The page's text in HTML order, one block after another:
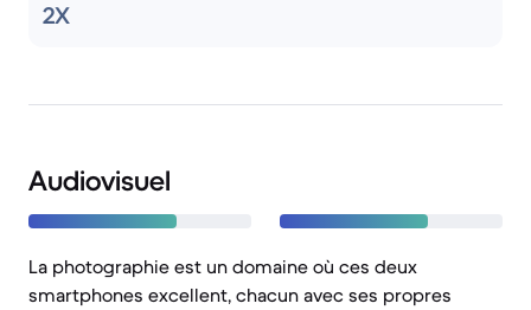
2X
Audiovisuel
La photographie est un domaine où ces deux
smartphones excellent, chacun avec ses propres